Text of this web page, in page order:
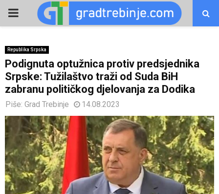
PRIMARY
Republika Srpska
Podignuta optužnica protiv predsjednika
Srpske: Tužilaštvo traži od Suda BiH
zabranu političkog djelovanja za Dodika
Piše: Grad Trebinje 14.08.2023